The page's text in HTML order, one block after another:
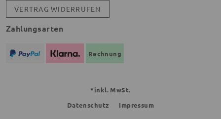
VERTRAG WIDERRUFEN
Zahlungsarten
Rechnung
*inkl. MwSt.
Datenschutz
Impressum